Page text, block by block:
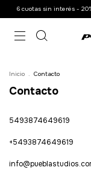
6 cuotas sin interés -
Inicio . Contacto
Contacto
5493874649619
+5493874649619